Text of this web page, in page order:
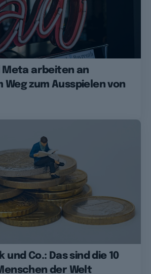
Meta arbeiten an
zum Ausspielen von
und Co.: Das sind die 10
der Welt